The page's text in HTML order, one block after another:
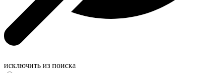
исключить из поиска